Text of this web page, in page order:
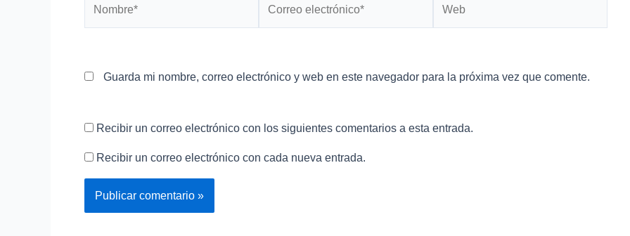
Guarda mi nombre, correo electrónico y web en este navegador para la próxima vez que comente.
Recibir un correo electrónico con los siguientes comentarios a esta entrada.
Recibir un correo electrónico con cada nueva entrada.